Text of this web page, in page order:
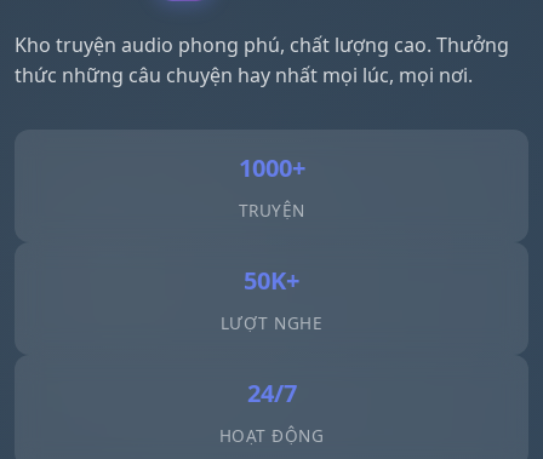
Kho truyện audio phong phú, chất lượng cao. Thưởng
thức những câu chuyện hay nhất mọi lúc, mọi nơi.
1000+
TRUYỆN
50K+
LƯỢT NGHE
24/7
HOẠT ĐỘNG